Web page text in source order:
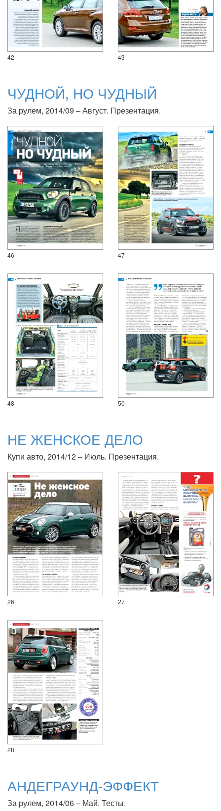
42 43
ЧУДНОЙ, НО ЧУДНЫЙ
За рулем, 2014/09 – Август. Презентация.
46 47
48 50
НЕ ЖЕНСКОЕ ДЕЛО
Купи авто, 2014/12 – Июль. Презентация.
26 27
28
АНДЕГРАУНД-ЭФФЕКТ
За рулем, 2014/06 – Май. Тесты.